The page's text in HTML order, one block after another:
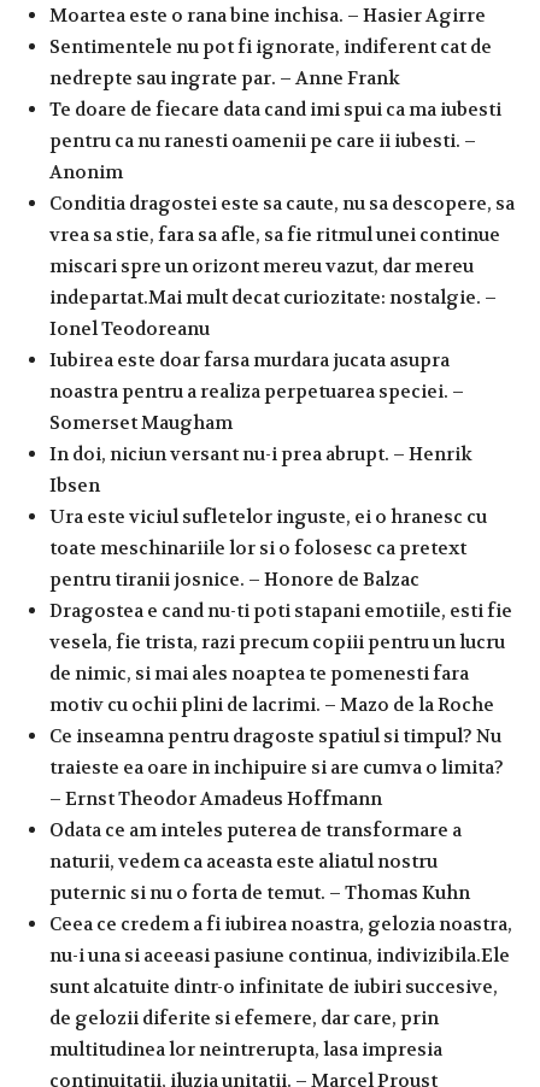
Moartea este o rana bine inchisa. – Hasier Agirre
Sentimentele nu pot fi ignorate, indiferent cat de
nedrepte sau ingrate par. – Anne Frank
Te doare de fiecare data cand imi spui ca ma iubesti
pentru ca nu ranesti oamenii pe care ii iubesti. –
Anonim
Conditia dragostei este sa caute, nu sa descopere, sa
vrea sa stie, fara sa afle, sa fie ritmul unei continue
miscari spre un orizont mereu vazut, dar mereu
indepartat.Mai mult decat curiozitate: nostalgie. –
Ionel Teodoreanu
Iubirea este doar farsa murdara jucata asupra
noastra pentru a realiza perpetuarea speciei. –
Somerset Maugham
In doi, niciun versant nu-i prea abrupt. – Henrik
Ibsen
Ura este viciul sufletelor inguste, ei o hranesc cu
toate meschinariile lor si o folosesc ca pretext
pentru tiranii josnice. – Honore de Balzac
Dragostea e cand nu-ti poti stapani emotiile, esti fie
vesela, fie trista, razi precum copiii pentru un lucru
de nimic, si mai ales noaptea te pomenesti fara
motiv cu ochii plini de lacrimi. – Mazo de la Roche
Ce inseamna pentru dragoste spatiul si timpul? Nu
traieste ea oare in inchipuire si are cumva o limita?
– Ernst Theodor Amadeus Hoffmann
Odata ce am inteles puterea de transformare a
naturii, vedem ca aceasta este aliatul nostru
puternic si nu o forta de temut. – Thomas Kuhn
Ceea ce credem a fi iubirea noastra, gelozia noastra,
nu-i una si aceeasi pasiune continua, indivizibila.Ele
sunt alcatuite dintr-o infinitate de iubiri succesive,
de gelozii diferite si efemere, dar care, prin
multitudinea lor neintrerupta, lasa impresia
continuitatii, iluzia unitatii. – Marcel Proust